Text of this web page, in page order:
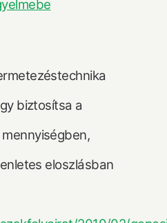
biztosítsa a
eloszlásban